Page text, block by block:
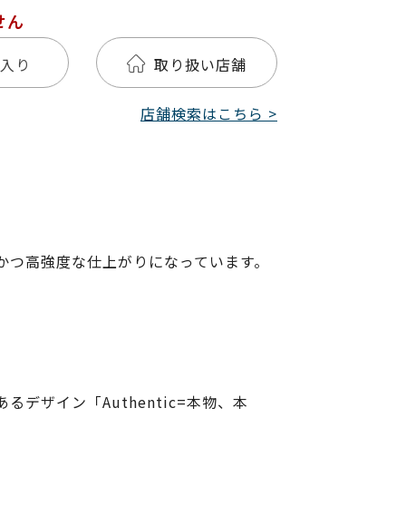
ん
り 取り扱い店舗
店舗検索はこちら >
高強度な仕上がりになっています。
るデザイン「Authentic=本物、本